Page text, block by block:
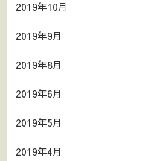
2019年10月
2019年9月
2019年8月
2019年6月
2019年5月
2019年4月